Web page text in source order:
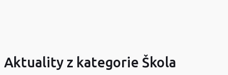
Aktuality z kategorie Škola